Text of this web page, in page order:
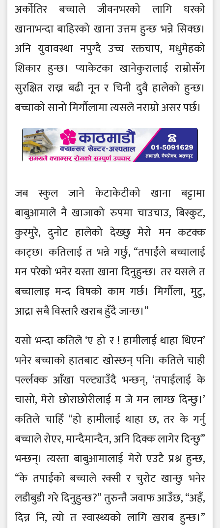
अर्कोतिर बच्चाले जीवनभरको लागि घरको
खानाभन्दा बाहिरको खाना उत्तम हुन्छ भन्ने सिक्छ।
अनि युवावस्था नपुग्दै उच्च रक्तचाप, मधुमेहको
शिकार हुन्छ। प्याकेटका खानेकुरालाई राम्रोसँग
सुरक्षित राख्न बढी नून र चिनी दुवै हालेको हुन्छ।
बच्चाको सानो मिर्गौलामा त्यसले नराम्रो असर पर्छ।
जब स्कुल जाने केटाकेटीको खाना बट्टामा
बाबुआमाले नै खाजाको रुपमा चाउचाउ, बिस्कुट,
कुरमुरे, दुनोट हालेको देख्छु मेरो मन कटक्क
काट्छ। कतिलाई त भन्ने गर्छु, “तपाईंले बच्चालाई
मन परेको भनेर यस्ता खाना दिनुहुन्छ। तर यसले त
बच्चालाइ मन्द विषको काम गर्छ। मिर्गौला, मुटु,
आद्रा सबै विस्तारै खराब हुँदै जान्छ।”
यसो भन्दा कतिले ‘ए हो र ! हामीलाई थाहा थिएन’
भनेर बच्चाको हातबाट खोस्छन् पनि। कतिले चाही
पर्ल्लक्क आँखा पल्ट्याउँदै भन्छन्, ‘तपाईलाई के
चासो, मेरो छोराछोरीलाई म जे मन लाग्छ दिन्छु।’
कतिले चाहिँ “हो हामीलाई थाहा छ, तर के गर्नु
बच्चाले रोएर, मान्दैमान्दैन, अनि दिक्क लागेर दिन्छु”
भन्छन्। त्यस्ता बाबुआमालाई मेरो एउटै प्रश्न हुन्छ,
“के तपाईको बच्चाले रक्सी र चुरोट खान्छु भनेर
लडीबुडी गरे दिनुहुन्छ?” तुरुन्तै जवाफ आउँछ, “अहँ,
दिन्न नि, त्यो त स्वास्थ्यको लागि खराब हुन्छ।”